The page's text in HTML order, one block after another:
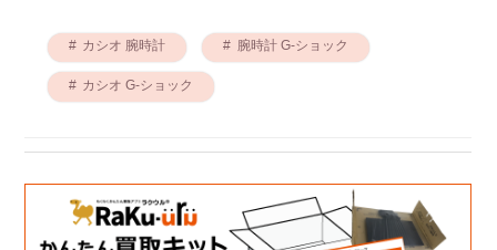
カシオ 腕時計 腕時計 G-ショック
カシオ G-ショック